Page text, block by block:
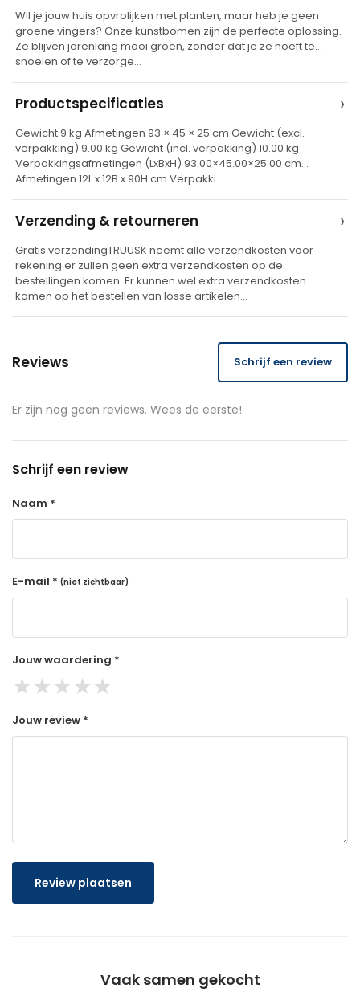
t
e
r
a
t
v
e
Wil je jouw huis opvrolijken met planten, maar heb je geen
groene vingers? Onze kunstbomen zijn de perfecte oplossing.
Ze blijven jarenlang mooi groen, zonder dat je ze hoeft te
snoeien of te verzorge…
Productspecificaties ›
Gewicht 9 kg Afmetingen 93 × 45 × 25 cm Gewicht (excl.
verpakking) 9.00 kg Gewicht (incl. verpakking) 10.00 kg
Verpakkingsafmetingen (LxBxH) 93.00×45.00×25.00 cm
Afmetingen 12L x 12B x 90H cm Verpakki…
Verzending & retourneren ›
Gratis verzendingTRUUSK neemt alle verzendkosten voor
rekening er zullen geen extra verzendkosten op de
bestellingen komen. Er kunnen wel extra verzendkosten
komen op het bestellen van losse artikelen…
Reviews Schrijf een review
Er zijn nog geen reviews. Wees de eerste!
Schrijf een review
Naam *
E-mail * (niet zichtbaar)
Jouw waardering *
★★★★★
Jouw review *
Review plaatsen
Vaak samen gekocht